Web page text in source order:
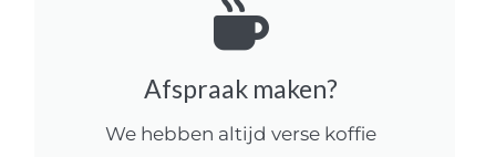
Afspraak maken?
We hebben altijd verse koffie